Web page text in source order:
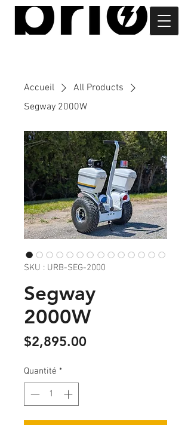
Accueil
All Products
Segway 2000W
SKU : URB-SEG-2000
Segway
2000W
$2,895.00Prix
Quantité *